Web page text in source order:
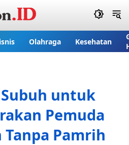
Olahraga Kesehatan
untuk
Pemuda
Pamrih